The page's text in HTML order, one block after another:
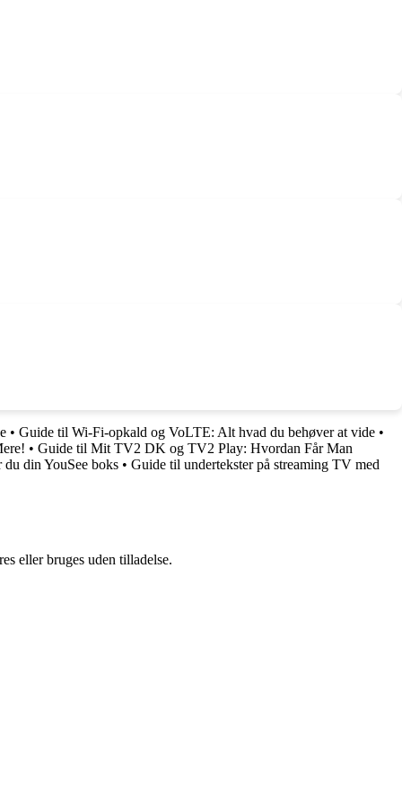
• Guide til Wi-Fi-opkald og VoLTE: Alt hvad du behøver at vide •
• Guide til Mit TV2 DK og TV2 Play: Hvordan Får Man
din YouSee boks • Guide til undertekster på streaming TV med
eller bruges uden tilladelse.